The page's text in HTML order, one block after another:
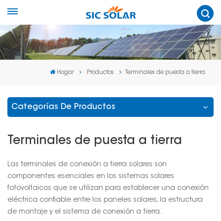
Hogar Productos Terminales de puesta a tierra
Categorías De Productos
Terminales de puesta a tierra
Las terminales de conexión a tierra solares son
componentes esenciales en los sistemas solares
fotovoltaicos que se utilizan para establecer una conexión
eléctrica confiable entre los paneles solares, la estructura
de montaje y el sistema de conexión a tierra.